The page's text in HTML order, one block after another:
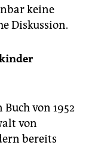
keine
Diskussion.
von 1952
von
bereits